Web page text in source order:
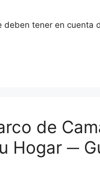
deben tener en cuenta
de
Hogar ─